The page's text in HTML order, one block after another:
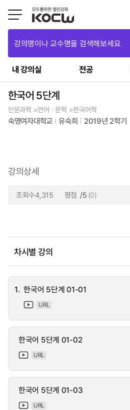
강의명이나 교수명을 검색해보세요
내 강의실 전공
한국어 5단계
인문과학 >언어ㆍ문학 >한국어학
숙명여자대학교 유숙희 2019년 2학기
강의상세
조회수4,315 평점 /5 (0)
차시별 강의
1. 한국어 5단계 01-01
URL
한국어 5단계 01-02
URL
한국어 5단계 01-03
URL